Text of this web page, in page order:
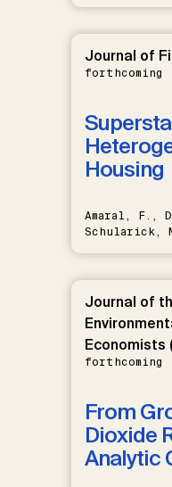
Journal of
forthcoming
Housing
Amaral, F.,
Schularick,
Journal of
Economists
forthcoming
From
Dioxide
Analytic